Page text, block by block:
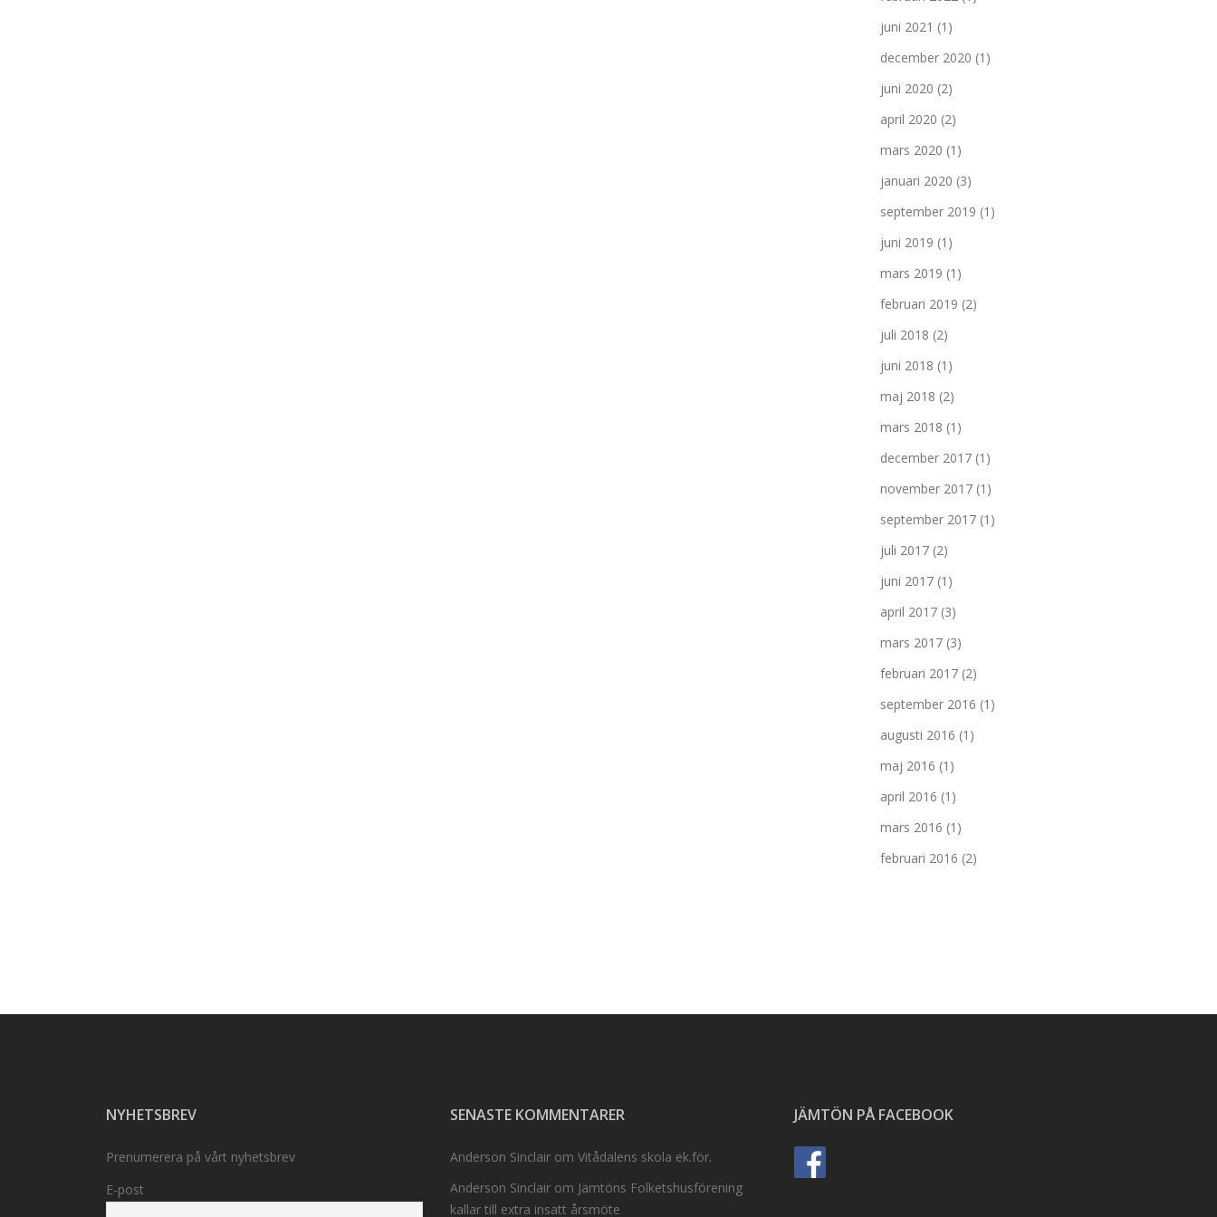
juni 2021 (1)
december 2020 (1)
juni 2020 (2)
april 2020 (2)
mars 2020 (1)
januari 2020 (3)
september 2019 (1)
juni 2019 (1)
mars 2019 (1)
februari 2019 (2)
juli 2018 (2)
juni 2018 (1)
maj 2018 (2)
mars 2018 (1)
december 2017 (1)
november 2017 (1)
september 2017 (1)
juli 2017 (2)
juni 2017 (1)
april 2017 (3)
mars 2017 (3)
februari 2017 (2)
september 2016 (1)
augusti 2016 (1)
maj 2016 (1)
april 2016 (1)
mars 2016 (1)
februari 2016 (2)
NYHETSBREV
Prenumerera på vårt nyhetsbrev
E-post
SENASTE KOMMENTARER
Anderson Sinclair om Vitådalens skola ek.för.
Anderson Sinclair om Jämtöns Folketshusförening
kallar till extra insatt årsmöte
JÄMTÖN PÅ FACEBOOK